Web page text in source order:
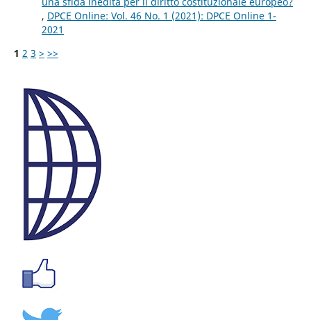
, DPCE Online: Vol. 46 No. 1 (2021): DPCE Online 1-
2021
1 2 3 > >>